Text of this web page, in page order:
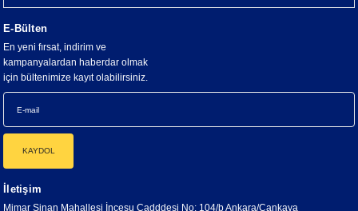
E-Bülten
En yeni fırsat, indirim ve
kampanyalardan haberdar olmak
için bültenimize kayıt olabilirsiniz.
KAYDOL
İletişim
Mimar Sinan Mahallesi İncesu Cadddesi No: 104/b Ankara/Çankaya